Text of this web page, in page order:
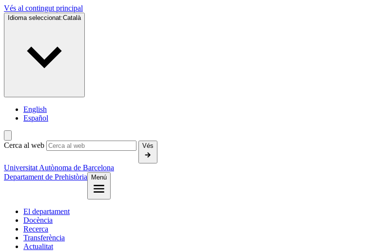
Vés al contingut principal
Idioma seleccionat:Català
English
Español
Cerca al web Vés
Universitat Autònoma de Barcelona
Departament de Prehistòria
Menú
El departament
Docència
Recerca
Transferència
Actualitat